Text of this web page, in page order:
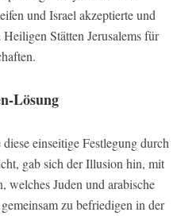
und Israel akzeptierte und
Stätten Jerusalems für
Lösung
einseitige Festlegung durch
gab sich der Illusion hin, mit
welches Juden und arabische
zu befriedigen in der